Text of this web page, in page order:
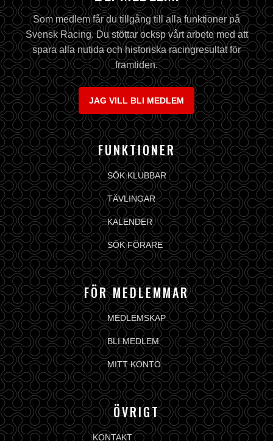
Som medlem får du tillgång till alla funktioner på
Svensk Racing. Du stöttar ocksp vårt arbete med att
spara alla nutida och historiska racingresultat för
framtiden.
JAG VILL BLI MEDLEM
FUNKTIONER
SÖK KLUBBAR
TÄVLINGAR
KALENDER
SÖK FÖRARE
FÖR MEDLEMMAR
MEDLEMSKAP
BLI MEDLEM
MITT KONTO
ÖVRIGT
KONTAKT